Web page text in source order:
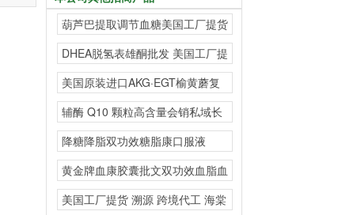
葫芦巴提取调节血糖美国工厂提货
溯源 跨境代工
DHEA脱氢表雄酮批发 美国工厂提
货 溯源 跨
美国原装进口AKG·EGT榆黄蘑复
合粉海外源头工厂
辅酶 Q10 颗粒高含量会销私域长
线产品
降糖降脂双功效糖脂康口服液
黄金牌血康胶囊批文双功效血脂血
压有效果走长线私域会
美国工厂提货 溯源 跨境代工 海棠